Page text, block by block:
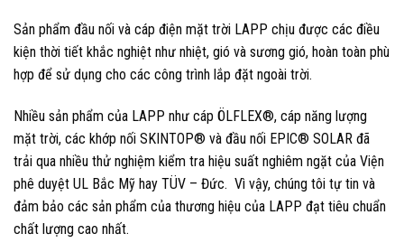
Sản phẩm đầu nối và cáp điện mặt trời LAPP chịu được các điều
kiện thời tiết khắc nghiệt như nhiệt, gió và sương gió, hoàn toàn phù
hợp để sử dụng cho các công trình lắp đặt ngoài trời.
Nhiều sản phẩm của LAPP như cáp ÖLFLEX®, cáp năng lượng
mặt trời, các khớp nối SKINTOP® và đầu nối EPIC® SOLAR đã
trải qua nhiều thử nghiệm kiểm tra hiệu suất nghiêm ngặt của Viện
phê duyệt UL Bắc Mỹ hay TÜV – Đức. Vì vậy, chúng tôi tự tin và
đảm bảo các sản phẩm của thương hiệu của LAPP đạt tiêu chuẩn
chất lượng cao nhất.